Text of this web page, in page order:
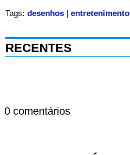
Tags: desenhos| entretenimento
RECENTES
0 comentários